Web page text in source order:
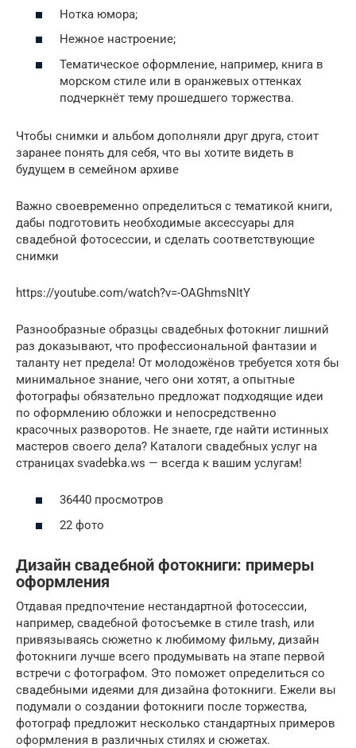
Нотка юмора;
Нежное настроение;
Тематическое оформление, например, книга в
морском стиле или в оранжевых оттенках
подчеркнёт тему прошедшего торжества.
Чтобы снимки и альбом дополняли друг друга, стоит
заранее понять для себя, что вы хотите видеть в
будущем в семейном архиве
Важно своевременно определиться с тематикой книги,
дабы подготовить необходимые аксессуары для
свадебной фотосессии, и сделать соответствующие
снимки
https://youtube.com/watch?v=-OAGhmsNItY
Разнообразные образцы свадебных фотокниг лишний
раз доказывают, что профессиональной фантазии и
таланту нет предела! От молодожёнов требуется хотя бы
минимальное знание, чего они хотят, а опытные
фотографы обязательно предложат подходящие идеи
по оформлению обложки и непосредственно
красочных разворотов. Не знаете, где найти истинных
мастеров своего дела? Каталоги свадебных услуг на
страницах svadebka.ws — всегда к вашим услугам!
36440 просмотров
22 фото
Дизайн свадебной фотокниги: примеры
оформления
Отдавая предпочтение нестандартной фотосессии,
например, свадебной фотосъемке в стиле trash, или
привязываясь сюжетно к любимому фильму, дизайн
фотокниги лучше всего продумывать на этапе первой
встречи с фотографом. Это поможет определиться со
свадебными идеями для дизайна фотокниги. Ежели вы
подумали о создании фотокниги после торжества,
фотограф предложит несколько стандартных примеров
оформления в различных стилях и сюжетах.